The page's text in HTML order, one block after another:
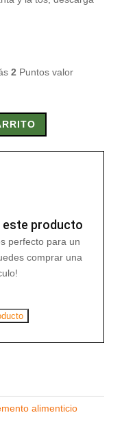
2 Puntos valor
este producto
perfecto para un
comprar una
alimenticio